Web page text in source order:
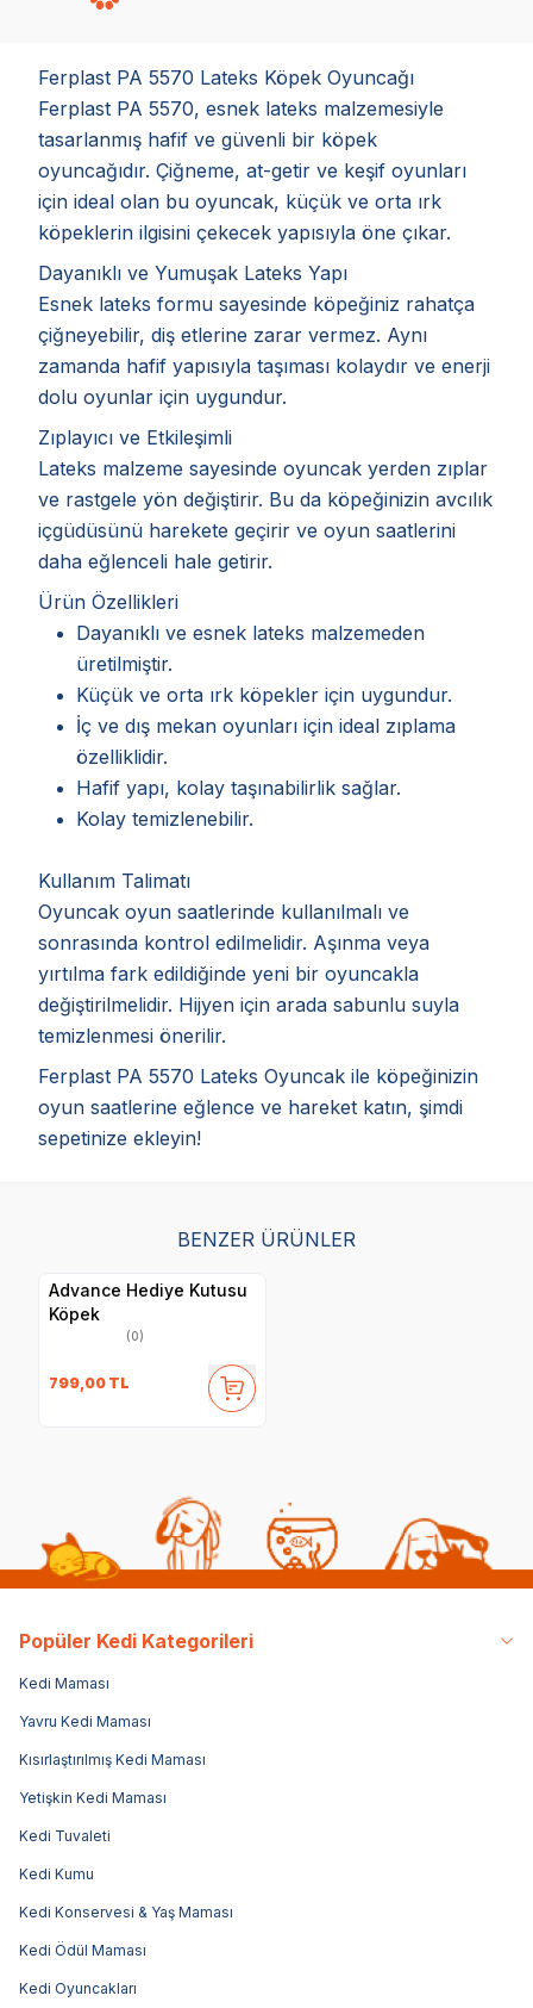
Ferplast PA 5570 Lateks Köpek Oyuncağı
Ferplast PA 5570, esnek lateks malzemesiyle
tasarlanmış hafif ve güvenli bir köpek
oyuncağıdır. Çiğneme, at-getir ve keşif oyunları
için ideal olan bu oyuncak, küçük ve orta ırk
köpeklerin ilgisini çekecek yapısıyla öne çıkar.
Dayanıklı ve Yumuşak Lateks Yapı
Esnek lateks formu sayesinde köpeğiniz rahatça
çiğneyebilir, diş etlerine zarar vermez. Aynı
zamanda hafif yapısıyla taşıması kolaydır ve enerji
dolu oyunlar için uygundur.
Zıplayıcı ve Etkileşimli
Lateks malzeme sayesinde oyuncak yerden zıplar
ve rastgele yön değiştirir. Bu da köpeğinizin avcılık
içgüdüsünü harekete geçirir ve oyun saatlerini
daha eğlenceli hale getirir.
Ürün Özellikleri
Dayanıklı ve esnek lateks malzemeden
üretilmiştir.
Küçük ve orta ırk köpekler için uygundur.
İç ve dış mekan oyunları için ideal zıplama
özelliklidir.
Hafif yapı, kolay taşınabilirlik sağlar.
Kolay temizlenebilir.
Kullanım Talimatı
Oyuncak oyun saatlerinde kullanılmalı ve
sonrasında kontrol edilmelidir. Aşınma veya
yırtılma fark edildiğinde yeni bir oyuncakla
değiştirilmelidir. Hijyen için arada sabunlu suyla
temizlenmesi önerilir.
Ferplast PA 5570 Lateks Oyuncak ile köpeğinizin
oyun saatlerine eğlence ve hareket katın, şimdi
sepetinize ekleyin!
BENZER ÜRÜNLER
Advance Hediye Kutusu
Köpek
(0)
799,00 TL
Popüler Kedi Kategorileri
Kedi Maması
Yavru Kedi Maması
Kısırlaştırılmış Kedi Maması
Yetişkin Kedi Maması
Kedi Tuvaleti
Kedi Kumu
Kedi Konservesi & Yaş Maması
Kedi Ödül Maması
Kedi Oyuncakları